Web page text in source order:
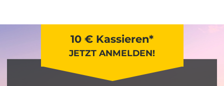
10 € Kassieren*
JETZT ANMELDEN!